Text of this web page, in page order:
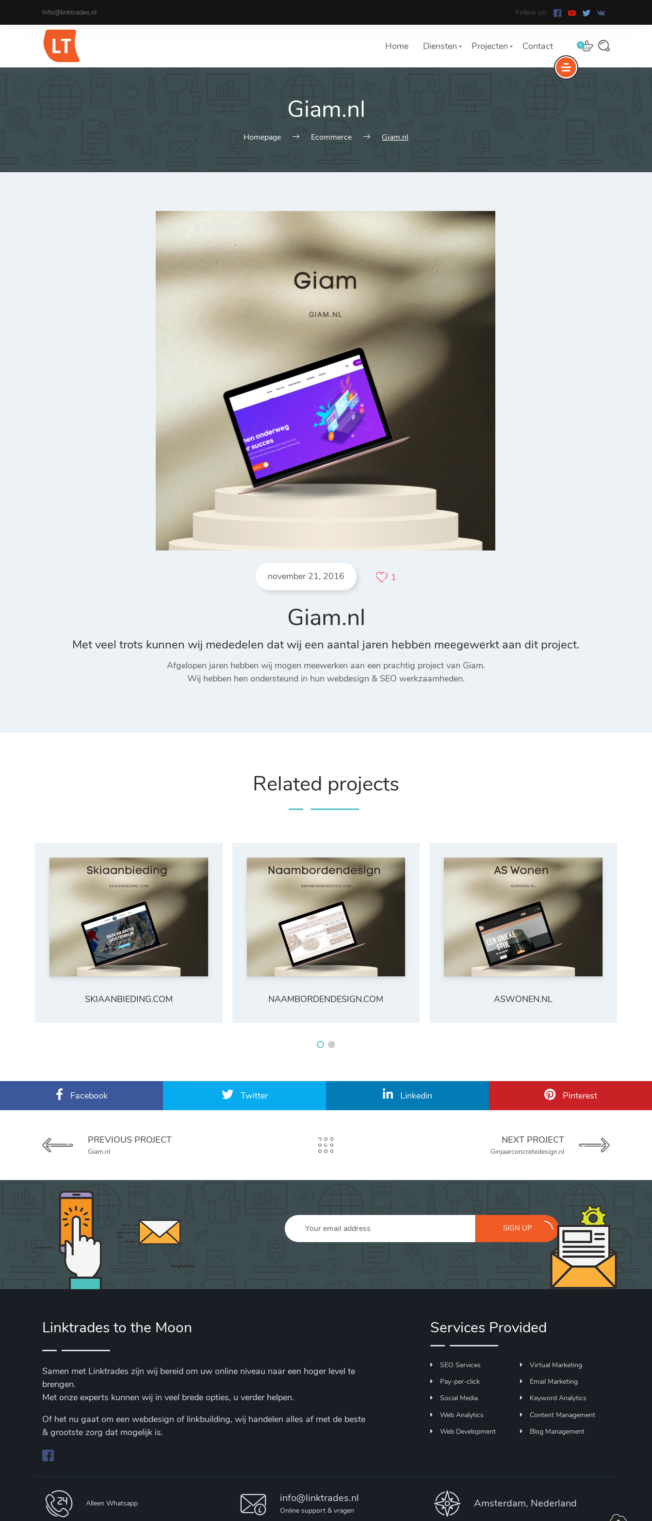
Info@linktrades.nl Follow us:
Home Diensten Projecten Contact 0
Giam.nl
Homepage Ecommerce Giam.nl
november 21, 2016 1
Giam.nl
Met veel trots kunnen wij mededelen dat wij een aantal jaren hebben meegewerkt aan dit project.
Afgelopen jaren hebben wij mogen meewerken aan een prachtig project van Giam.
Wij hebben hen ondersteund in hun webdesign & SEO werkzaamheden.
Related projects
SKIAANBIEDING.COM NAAMBORDENDESIGN.COM ASWONEN.NL
Facebook Twitter Linkedin Pinterest
PREVIOUS PROJECT
Giam.nl
NEXT PROJECT
Ginjaarconcretedesign.nl
SIGN UP
Linktrades to the Moon
Samen met Linktrades zijn wij bereid om uw online niveau naar een hoger level te
brengen.
Met onze experts kunnen wij in veel brede opties, u verder helpen.
Of het nu gaat om een webdesign of linkbuilding, wij handelen alles af met de beste
& grootste zorg dat mogelijk is.
Services Provided
SEO Services
Pay-per-click
Social Media
Web Analytics
Web Development
Virtual Marketing
Email Marketing
Keyword Analytics
Content Management
Blog Management
Alleen Whatsapp info@linktrades.nl
Online support & vragen
Amsterdam, Nederland